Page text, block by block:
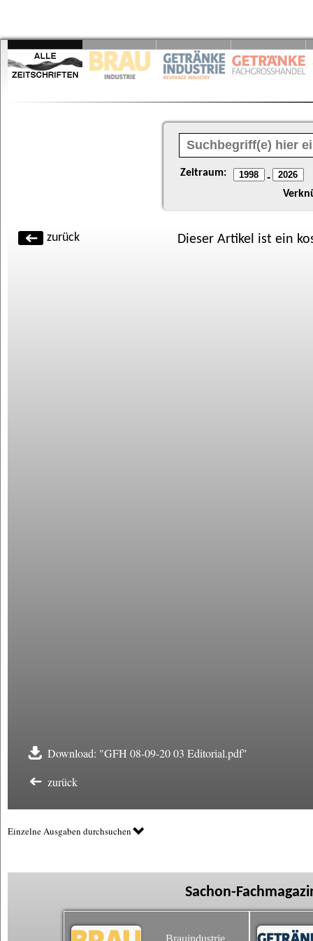
Zeitraum: -
zurück Dieser Artikel ist ein
Download: "GFH 08-09-20 03 Editorial.pdf"
zurück
Einzelne Ausgaben durchsuchen
Sachon-
Brauindustrie